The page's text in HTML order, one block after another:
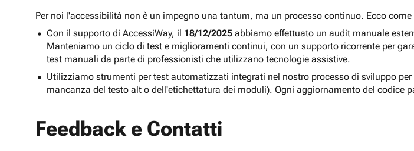
Per noi l'accessibilità non è un impegno una tantum, ma un processo continuo. Ecco
Con il supporto di AccessiWay, il 18/12/2025 abbiamo effettuato un audit manuale
Manteniamo un ciclo di test e miglioramenti continui, con un supporto ricorrente per
test manuali da parte di professionisti che utilizzano tecnologie assistive.
Utilizziamo strumenti per test automatizzati integrati nel nostro processo di sviluppo
mancanza del testo alt o dell'etichettatura dei moduli). Ogni aggiornamento del codice
Feedback e Contatti